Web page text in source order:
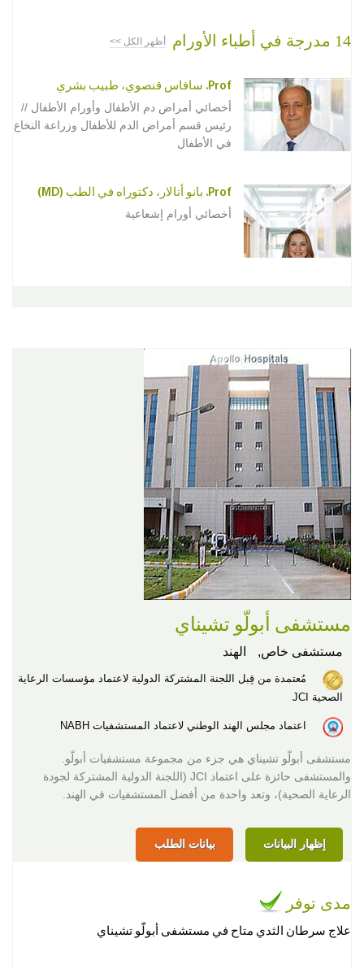
14 مدرجة في أطباء الأورام أظهر الكل >>
Prof. سافاس قنصوي، طبيب بشري
أخصائي أمراض دم الأطفال وأورام الأطفال //
رئيس قسم أمراض الدم للأطفال وزراعة النخاع
في الأطفال
Prof. بانو أتالار، دكتوراه في الطب (MD)
أخصائي أورام إشعاعية
مستشفى أبولّو تشيناي
مستشفى خاص, الهند
مُعتمدة من قِبل اللجنة المشتركة الدولية لاعتماد مؤسسات الرعاية
الصحية JCI
اعتماد مجلس الهند الوطني لاعتماد المستشفيات NABH
مستشفى أبولّو تشيناي هي جزء من مجموعة مستشفيات أبولّو.
والمستشفى حائزة على اعتماد JCI (اللجنة الدولية المشتركة لجودة
الرعاية الصحية)، وتعد واحدة من أفضل المستشفيات في الهند.
إظهار البيانات بيانات الطلب
مدى توفر
علاج سرطان الثدي متاح في مستشفى أبولّو تشيناي